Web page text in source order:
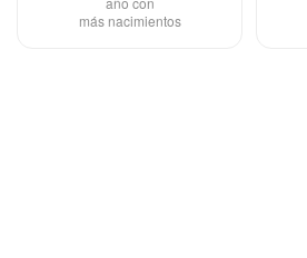
más nacimientos